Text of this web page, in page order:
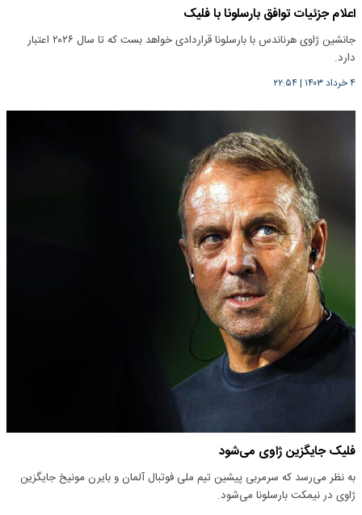
اعلام جزئیات توافق بارسلونا با فلیک
جانشین ژاوی هرناندس با بارسلونا قراردادی خواهد بست که تا سال ۲۰۲۶ اعتبار
دارد.
۴ خرداد ۱۴۰۳ |۲۲:۵۴
فلیک جایگزین ژاوی می‌شود
به نظر می‌رسد که سرمربی پیشین تیم ملی فوتبال آلمان و بایرن مونیخ جایگزین
ژاوی در نیمکت بارسلونا می‌شود.